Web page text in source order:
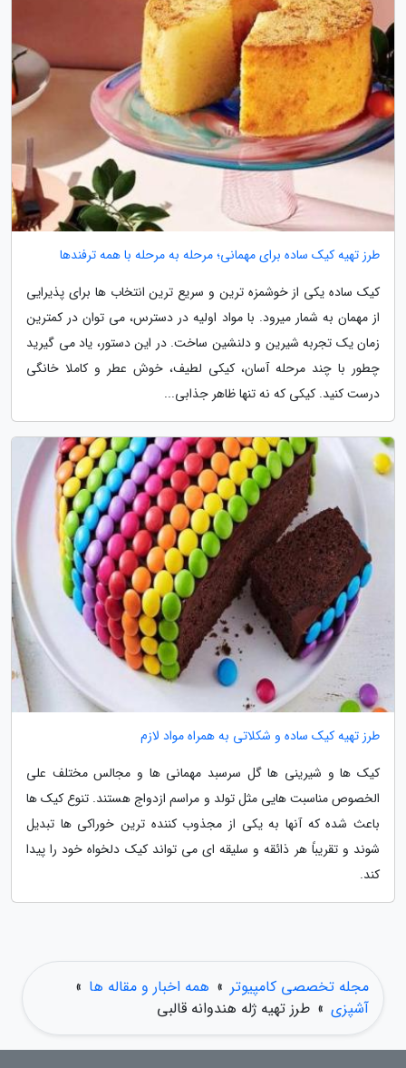
طرز تهیه کیک ساده برای مهمانی؛ مرحله به مرحله با همه ترفندها
کیک ساده یکی از خوشمزه ترین و سریع ترین انتخاب ها برای پذیرایی
از مهمان به شمار میرود. با مواد اولیه در دسترس، می توان در کمترین
زمان یک تجربه شیرین و دلنشین ساخت. در این دستور، یاد می گیرید
چطور با چند مرحله آسان، کیکی لطیف، خوش عطر و کاملا خانگی
درست کنید. کیکی که نه تنها ظاهر جذابی...
طرز تهیه کیک ساده و شکلاتی به همراه مواد لازم
کیک ها و شیرینی ها گل سرسبد مهمانی ها و مجالس مختلف علی
الخصوص مناسبت هایی مثل تولد و مراسم ازدواج هستند. تنوع کیک ها
باعث شده که آنها به یکی از مجذوب کننده ترین خوراکی ها تبدیل
شوند و تقریباً هر ذائقه و سلیقه ای می تواند کیک دلخواه خود را پیدا
کند.
مجله تخصصی کامپیوتر » همه اخبار و مقاله ها »
آشپزی » طرز تهیه ژله هندوانه قالبی